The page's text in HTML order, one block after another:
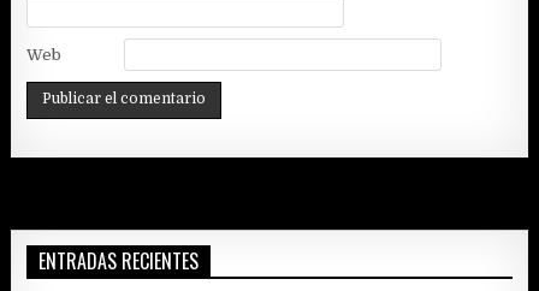
Web
ENTRADAS RECIENTES